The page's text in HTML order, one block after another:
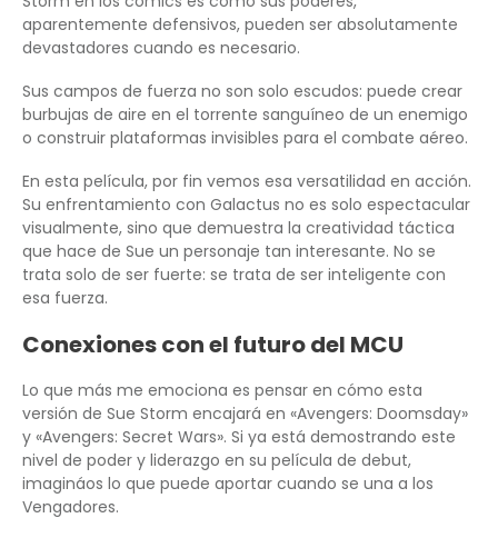
aparentemente defensivos, pueden ser absolutamente
devastadores cuando es necesario.
Sus campos de fuerza no son solo escudos: puede crear
burbujas de aire en el torrente sanguíneo de un enemigo
o construir plataformas invisibles para el combate aéreo.
En esta película, por fin vemos esa versatilidad en acción.
Su enfrentamiento con Galactus no es solo espectacular
visualmente, sino que demuestra la creatividad táctica
que hace de Sue un personaje tan interesante. No se
trata solo de ser fuerte: se trata de ser inteligente con
esa fuerza.
Conexiones con el futuro del MCU
Lo que más me emociona es pensar en cómo esta
versión de Sue Storm encajará en «Avengers: Doomsday»
y «Avengers: Secret Wars». Si ya está demostrando este
nivel de poder y liderazgo en su película de debut,
imagináos lo que puede aportar cuando se una a los
Vengadores.